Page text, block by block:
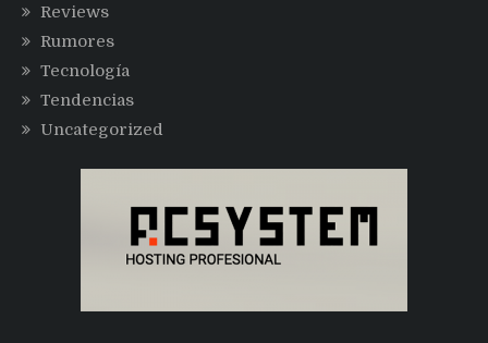
Reviews
Rumores
Tecnología
Tendencias
Uncategorized